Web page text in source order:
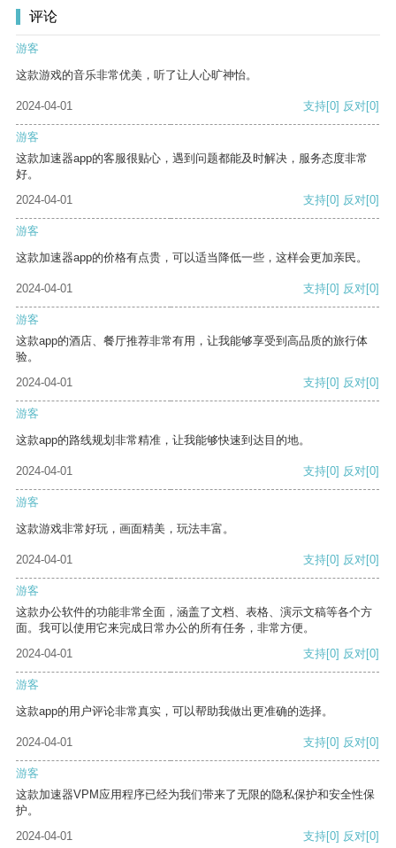
评论
游客
这款游戏的音乐非常优美，听了让人心旷神怡。
2024-04-01 支持[0] 反对[0]
游客
这款加速器app的客服很贴心，遇到问题都能及时解决，服务态度非常
好。
2024-04-01
支持[0] 反对[0]
游客
这款加速器app的价格有点贵，可以适当降低一些，这样会更加亲民。
2024-04-01 支持[0] 反对[0]
游客
这款app的酒店、餐厅推荐非常有用，让我能够享受到高品质的旅行体
验。
2024-04-01
支持[0] 反对[0]
游客
这款app的路线规划非常精准，让我能够快速到达目的地。
2024-04-01 支持[0] 反对[0]
游客
这款游戏非常好玩，画面精美，玩法丰富。
2024-04-01 支持[0] 反对[0]
游客
这款办公软件的功能非常全面，涵盖了文档、表格、演示文稿等各个方
面。我可以使用它来完成日常办公的所有任务，非常方便。
2024-04-01
支持[0] 反对[0]
游客
这款app的用户评论非常真实，可以帮助我做出更准确的选择。
2024-04-01 支持[0] 反对[0]
游客
这款加速器VPM应用程序已经为我们带来了无限的隐私保护和安全性保
护。
2024-04-01
支持[0] 反对[0]